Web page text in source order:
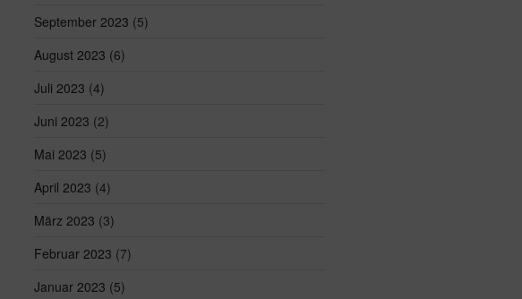
September 2023 (5)
August 2023 (6)
Juli 2023 (4)
Juni 2023 (2)
Mai 2023 (5)
April 2023 (4)
März 2023 (3)
Februar 2023 (7)
Januar 2023 (5)